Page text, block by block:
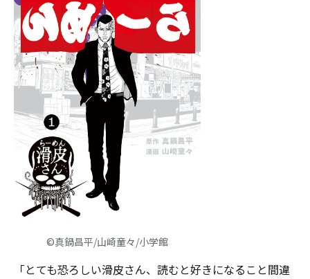
©真鍋昌平/山崎童々/小学館
「とても恐ろしい滑皮さん、読むと好きになること間違